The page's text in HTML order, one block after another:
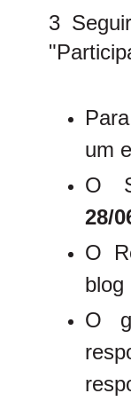
3
um
O
28/
O
blog
O